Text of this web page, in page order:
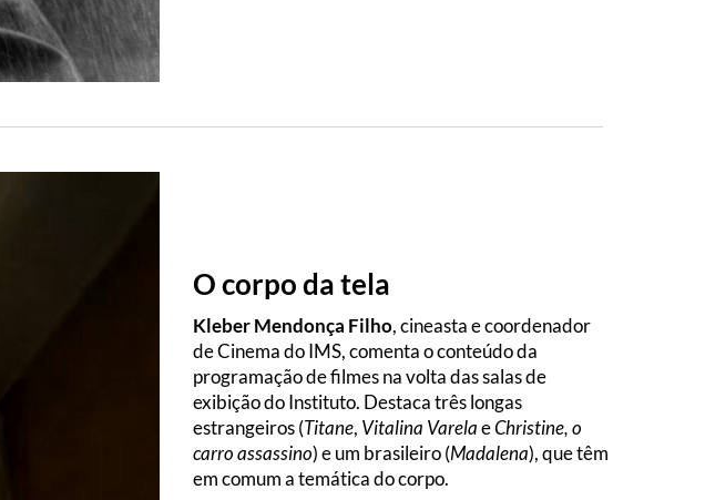
O corpo da tela
Kleber Mendonça Filho, cineasta e coordenador
de Cinema do IMS, comenta o conteúdo da
programação de filmes na volta das salas de
exibição do Instituto. Destaca três longas
estrangeiros (Titane, Vitalina VarelaeChristine, o
carro assassino) e um brasileiro (Madalena), que têm
em comum a temática do corpo.